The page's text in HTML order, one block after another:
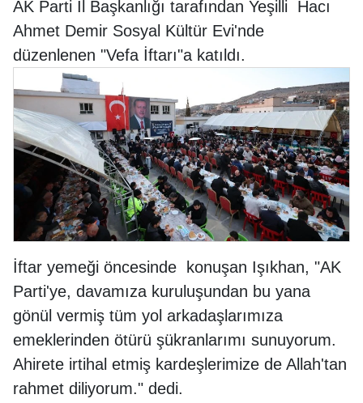
AK Parti İl Başkanlığı tarafından Yeşilli Hacı
Ahmet Demir Sosyal Kültür Evi'nde
düzenlenen "Vefa İftarı"a katıldı.
İftar yemeği öncesinde konuşan Işıkhan, "AK
Parti'ye, davamıza kuruluşundan bu yana
gönül vermiş tüm yol arkadaşlarımıza
emeklerinden ötürü şükranlarımı sunuyorum.
Ahirete irtihal etmiş kardeşlerimize de Allah'tan
rahmet diliyorum." dedi.